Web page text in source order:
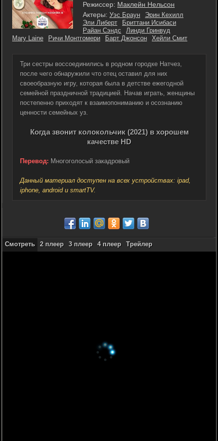
Режиссер: Маклейн Нельсон
Актеры: Уэс Браун
Эрин Кехилл
Эли Либерт
Бриттани Исибаси
Райан Сэндс
Линди Гринвуд
Mary Laine
Ричи Монтгомери Барт Джонсон Хейли Смит
Три сестры воссоединились в родном городке Натчез,
после чего обнаружили что отец оставил для них
своеобразную игру, которая была в детстве ежегодной
семейной праздничной традицией. Начав играть, женщины
постепенно приходят к взаимопониманию и осознанию
ценности семейных уз.
Когда звонит колокольчик (2021) в хорошем
качестве HD
Перевод: Многоголосый закадровый
Данный материал доступен на всех устройствах: ipad,
iphone, android и smartTV.
Смотреть 2 плеер 3 плеер 4 плеер Трейлер